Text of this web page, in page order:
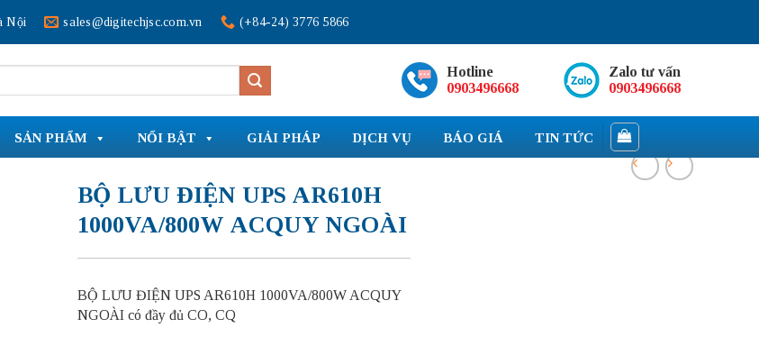
Nội sales@digitechjsc.com.vn (+84-24) 3776 5866
Hotline
0903496668
Zalo tư vấn
0903496668
SẢN PHẨM NỔI BẬT GIẢI PHÁP DỊCH VỤ BÁO GIÁ TIN TỨC
BỘ LƯU ĐIỆN UPS AR610H
1000VA/800W ACQUY NGOÀI
BỘ LƯU ĐIỆN UPS AR610H 1000VA/800W ACQUY
NGOÀI có đầy đủ CO, CQ